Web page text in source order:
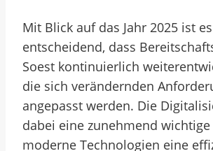
Mit Blick auf das Jahr 2025 ist es
entscheidend, dass
Soest kontinuierlich
die sich verändernden
angepasst werden. Die
dabei eine zunehmend wichtige
moderne Technologien eine